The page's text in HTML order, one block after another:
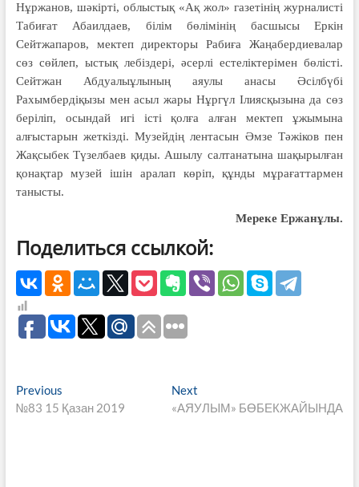
Нұржанов, шәкірті, облыстық «Ақ жол» газетінің журналисті
Табиғат Абаилдаев, білім бөлімінің басшысы Еркін
Сейтжапаров, мектеп директоры Рабиға Жаңабердиевалар
сөз сөйлеп, ыстық лебіздері, әсерлі естеліктерімен бөлісті.
Сейтжан Абдуалыұлының аяулы анасы Әсілбүбі
Рахымбердіқызы мен асыл жары Нұргүл Ілиясқызына да сөз
беріліп, осындай игі істі қолға алған мектеп ұжымына
алғыстарын жеткізді. Музейдің лентасын Әмзе Тәжіков пен
Жақсыбек Түзелбаев қиды. Ашылу сал­танатына шақырылған
қонақтар музей ішін аралап көріп, құнды мұрағаттармен
танысты.
Мереке Ержанұлы.
Поделиться ссылкой:
Навигация
по
PreviousPrevious
post:
№83 15 Қазан 2019
Next
post:
«АЯУЛЫМ» БӨБЕКЖАЙЫНДА